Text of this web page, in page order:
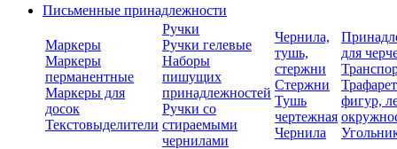
Письменные принадлежности
Маркеры
Маркеры
перманентные
Маркеры для
досок
Текстовыделители
Ручки
Ручки гелевые
Наборы
пишущих
принадлежностей
Ручки со
стираемыми
чернилами
Чернила,
тушь,
стержни
Стержни
Тушь
чертежная
Чернила
для
фигур,